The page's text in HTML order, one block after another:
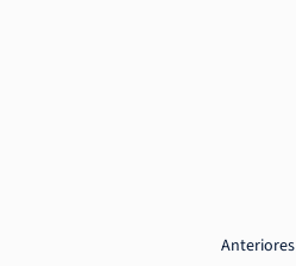
Anteriores